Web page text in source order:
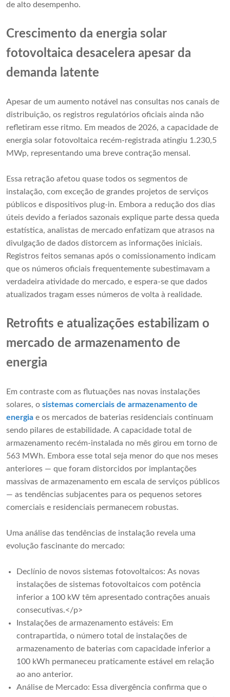
de alto desempenho.
Crescimento da energia solar
fotovoltaica desacelera apesar da
demanda latente
Apesar de um aumento notável nas consultas nos canais de
distribuição, os registros regulatórios oficiais ainda não
refletiram esse ritmo. Em meados de 2026, a capacidade de
energia solar fotovoltaica recém-registrada atingiu 1.230,5
MWp, representando uma breve contração mensal.
Essa retração afetou quase todos os segmentos de
instalação, com exceção de grandes projetos de serviços
públicos e dispositivos plug-in. Embora a redução dos dias
úteis devido a feriados sazonais explique parte dessa queda
estatística, analistas de mercado enfatizam que atrasos na
divulgação de dados distorcem as informações iniciais.
Registros feitos semanas após o comissionamento indicam
que os números oficiais frequentemente subestimavam a
verdadeira atividade do mercado, e espera-se que dados
atualizados tragam esses números de volta à realidade.
Retrofits e atualizações estabilizam o
mercado de armazenamento de
energia
Em contraste com as flutuações nas novas instalações
solares, o sistemas comerciais de armazenamento de
energia e os mercados de baterias residenciais continuam
sendo pilares de estabilidade. A capacidade total de
armazenamento recém-instalada no mês girou em torno de
563 MWh. Embora esse total seja menor do que nos meses
anteriores — que foram distorcidos por implantações
massivas de armazenamento em escala de serviços públicos
— as tendências subjacentes para os pequenos setores
comerciais e residenciais permanecem robustas.
Uma análise das tendências de instalação revela uma
evolução fascinante do mercado:
Declínio de novos sistemas fotovoltaicos: As novas
instalações de sistemas fotovoltaicos com potência
inferior a 100 kW têm apresentado contrações anuais
consecutivas.</p>
Instalações de armazenamento estáveis: Em
contrapartida, o número total de instalações de
armazenamento de baterias com capacidade inferior a
100 kWh permaneceu praticamente estável em relação
ao ano anterior.
Análise de Mercado: Essa divergência confirma que o